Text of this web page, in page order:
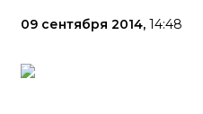
09 сентября 2014, 14:48